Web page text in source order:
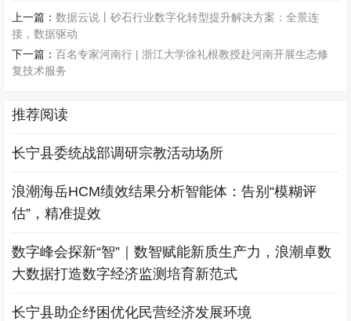
上一篇：数据云说丨砂石行业数字化转型提升解决方案：全景连
接，数据驱动
下一篇：百名专家河南行 | 浙江大学徐礼根教授赴河南开展生态修
复技术服务
推荐阅读
长宁县委统战部调研宗教活动场所
浪潮海岳HCM绩效结果分析智能体：告别“模糊评
估”，精准提效
数字峰会探新“智”｜数智赋能新质生产力，浪潮卓数
大数据打造数字经济监测培育新范式
长宁县助企纾困优化民营经济发展环境